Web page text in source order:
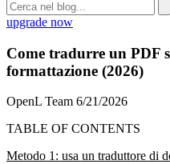
upgrade now
Come tradurre un PDF
formattazione (2026)
OpenL Team 6/21/2026
TABLE OF CONTENTS
Metodo 1: usa un traduttore di